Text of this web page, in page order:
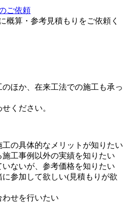
ご依頼
概算・参考見積もりをご依頼く
ほか、在来工法での施工も承っ
ください。
の具体的なメリットが知りたい
工事例以外の実績を知りたい
ないが、参考価格を知りたい
に参加して欲しい(見積もりが欲
せを行いたい